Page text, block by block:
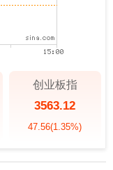
创业板指
3563.12
47.56(1.35%)